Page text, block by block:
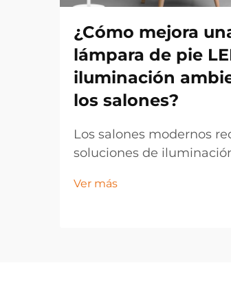
¿Cómo mejora
lámpara de pie
iluminación
los salones?
Los salones modernos
soluciones de
funcionalidad como el
Ver más